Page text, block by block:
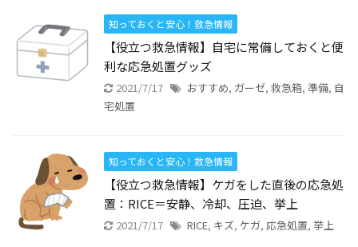
知っておくと安心！救急情報
【役立つ救急情報】自宅に常備しておくと便
利な応急処置グッズ
2021/7/17 おすすめ, ガーゼ, 救急箱, 準備, 自
宅処置
知っておくと安心！救急情報
【役立つ救急情報】ケガをした直後の応急処
置：RICE＝安静、冷却、圧迫、挙上
2021/7/17 RICE, キズ, ケガ, 応急処置, 挙上